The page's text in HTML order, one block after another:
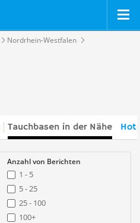
Nordrhein-Westfalen
Tauchbasen in der Nähe
Anzahl von Berichten
1 - 5
5 - 25
25 - 100
100+